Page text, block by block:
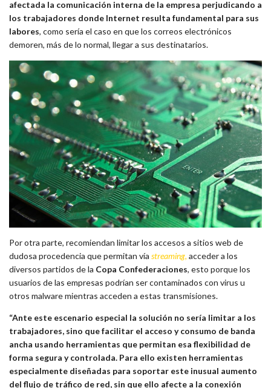
afectada la comunicación interna de la empresa perjudicando a
los trabajadores donde Internet resulta fundamental para sus
labores, como sería el caso en que los correos electrónicos
demoren, más de lo normal, llegar a sus destinatarios.
Por otra parte, recomiendan limitar los accesos a sitios web de
dudosa procedencia que permitan vía streaming, acceder a los
diversos partidos de la Copa Confederaciones, esto porque los
usuarios de las empresas podrían ser contaminados con virus u
otros malware mientras acceden a estas transmisiones.
“Ante este escenario especial la solución no sería limitar a los
trabajadores, sino que facilitar el acceso y consumo de banda
ancha usando herramientas que permitan esa flexibilidad de
forma segura y controlada. Para ello existen herramientas
especialmente diseñadas para soportar este inusual aumento
del flujo de tráfico de red, sin que ello afecte a la conexión